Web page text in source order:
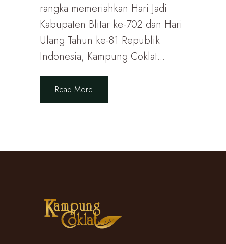
rangka memeriahkan Hari Jadi
Kabupaten Blitar ke-702 dan Hari
Ulang Tahun ke-81 Republik
Indonesia, Kampung Coklat...
Read More